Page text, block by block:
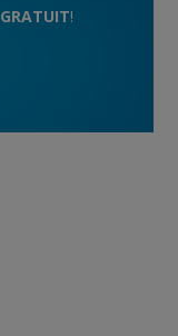
GRATUIT!